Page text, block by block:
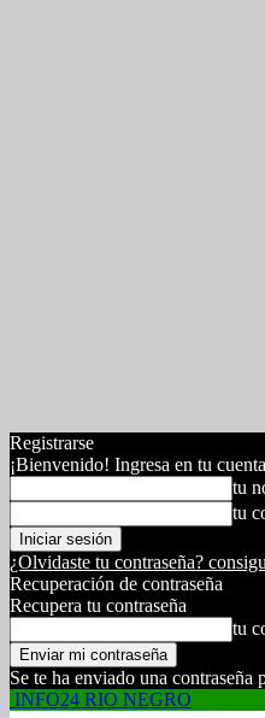
Registrarse
¡Bienvenido! Ingresa en tu cuenta
tu
tu
¿Olvidaste tu contraseña?
Recuperación de contraseña
Recupera tu contraseña
tu
Se te ha enviado una contraseña
INFO24 RIO NEGRO